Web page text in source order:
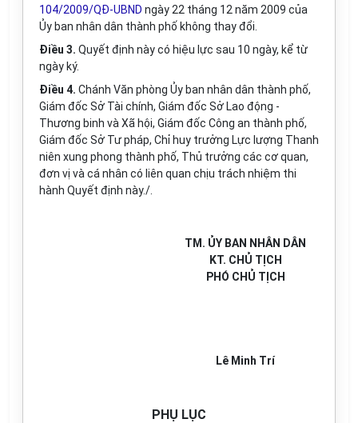
104/2009/QĐ-UBND ngày 22 tháng 12 năm 2009 của
Ủy ban nhân dân thành phố không thay đổi.
Điều 3. Quyết định này có hiệu lực sau 10 ngày, kể từ
ngày ký.
Điều 4. Chánh Văn phòng Ủy ban nhân dân thành phố,
Giám đốc Sở Tài chính, Giám đốc Sở Lao động -
Thương binh và Xã hội, Giám đốc Công an thành phố,
Giám đốc Sở Tư pháp, Chỉ huy trưởng Lực lượng Thanh
niên xung phong thành phố, Thủ trưởng các cơ quan,
đơn vị và cá nhân có liên quan chịu trách nhiệm thi
hành Quyết định này./.
TM. ỦY BAN NHÂN DÂN
KT. CHỦ TỊCH
PHÓ CHỦ TỊCH
Lê Minh Trí
PHỤ LỤC